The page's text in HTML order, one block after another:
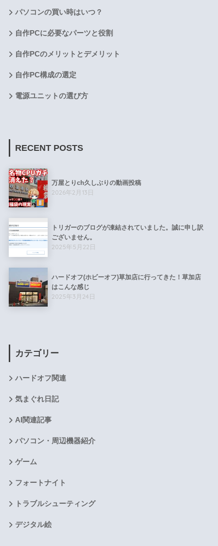
パソコンの買い時はいつ？
自作PCに必要なパーツと役割
自作PCのメリットとデメリット
自作PC構成の選定
電源ユニットの選び方
RECENT POSTS
万屋とりch久しぶりの動画投稿
2026年2月13日
トリガーのブログが凍結されていました。誠に申し訳
ございません。
2025年5月22日
ハードオフ(ホビーオフ)草加店に行ってきた！草加店
はこんな感じ
2025年3月24日
カテゴリー
ハードオフ関連
気まぐれ日記
AI関連記事
パソコン・周辺機器紹介
ゲーム
フォートナイト
トラブルシューティング
デジタル絵